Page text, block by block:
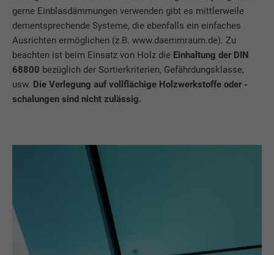
gerne Einblasdämmungen verwenden gibt es mittlerweile
dementsprechende Systeme, die ebenfalls ein einfaches
Ausrichten ermöglichen (z.B. www.daemmraum.de). Zu
beachten ist beim Einsatz von Holz die Einhaltung der DIN
68800 bezüglich der Sortierkriterien, Gefährdungsklasse,
usw. Die Verlegung auf vollflächige Holzwerkstoffe oder -
schalungen sind nicht zulässig.